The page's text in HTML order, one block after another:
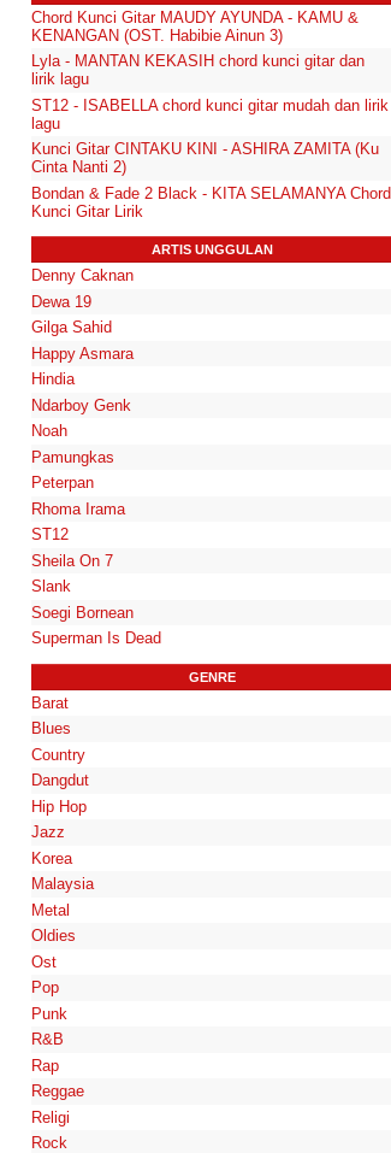
Chord Kunci Gitar MAUDY AYUNDA - KAMU &
KENANGAN (OST. Habibie Ainun 3)
Lyla - MANTAN KEKASIH chord kunci gitar dan
lirik lagu
ST12 - ISABELLA chord kunci gitar mudah dan lirik
lagu
Kunci Gitar CINTAKU KINI - ASHIRA ZAMITA (Ku
Cinta Nanti 2)
Bondan & Fade 2 Black - KITA SELAMANYA Chord
Kunci Gitar Lirik
ARTIS UNGGULAN
Denny Caknan
Dewa 19
Gilga Sahid
Happy Asmara
Hindia
Ndarboy Genk
Noah
Pamungkas
Peterpan
Rhoma Irama
ST12
Sheila On 7
Slank
Soegi Bornean
Superman Is Dead
GENRE
Barat
Blues
Country
Dangdut
Hip Hop
Jazz
Korea
Malaysia
Metal
Oldies
Ost
Pop
Punk
R&B
Rap
Reggae
Religi
Rock